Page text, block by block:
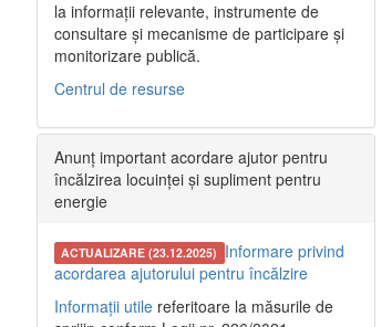
la informații relevante, instrumente de
consultare și mecanisme de participare și
monitorizare publică.
Centrul de resurse
Anunț important acordare ajutor pentru
încălzirea locuinței și supliment pentru
energie
ACTUALIZARE (23.12.2025) Informare privind
acordarea ajutorului pentru încălzire
Informații utile referitoare la măsurile de